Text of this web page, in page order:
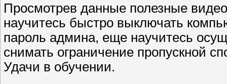
Просмотрев данные полезные
научитесь быстро выключать
пароль админа, еще научитесь
снимать ограничение пропускной
Удачи в обучении.